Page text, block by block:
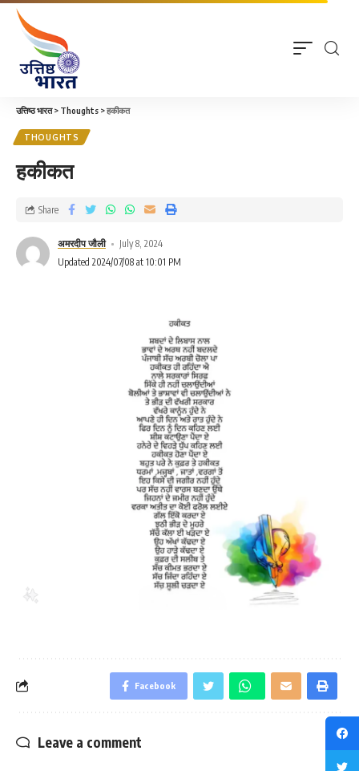
उत्तिष्ठ भारत> Thoughts >हकीकत
THOUGHTS
हकीकत
अमरदीप जौली
July 8, 2024
Updated 2024/07/08 at 10:01 PM
Share
Facebook
Leave a comment